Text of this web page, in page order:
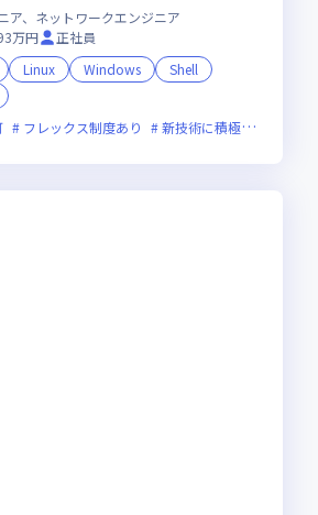
ア、ネットワークエンジニア
万円
正社員
Linux Windows
Shell
フレックス制度あり 新技術に積極的